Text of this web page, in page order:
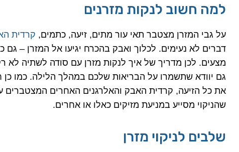
למה חשוב לנקות מזרנים
על גבי המזרן מצטבר תאי עור מתים, זיעה, כתמים, קרדית
דברים לא נעימים. לכלוך ואבק בהכרח יגיעו אל המזרן – גם
מצעים. לכן מדריך של איך לנקות מזרן עם סודה לשתיה לא
גם יוודא שתשמרו על הבריאות שלכם במהלך הלילה. כמו כן
את כל הזיעה, קרדית האבק והאלרגנים האחרים המצטברים
שהניקוי מסייע במניעת מזיקים כאלו או אחרים.
שלבים לניקוי מזרן